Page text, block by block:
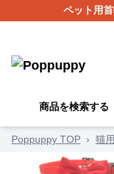
ペット用
商品を検索する
Poppuppy TOP › 猫